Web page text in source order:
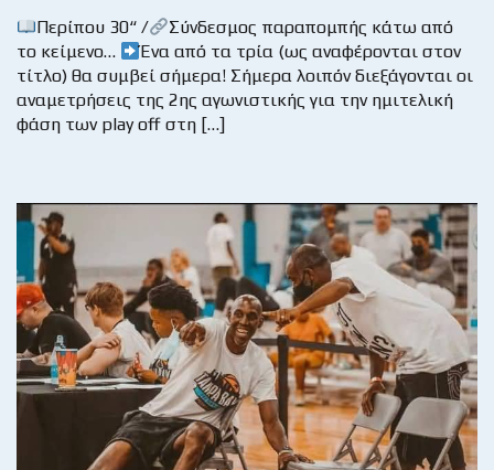
Περίπου 30“ /
Σύνδεσμος παραπομπής κάτω από
το κείμενο…
Ένα από τα τρία (ως αναφέρονται στον
τίτλο) θα συμβεί σήμερα! Σήμερα λοιπόν διεξάγονται οι
αναμετρήσεις της 2ης αγωνιστικής για την ημιτελική
φάση των play off στη […]